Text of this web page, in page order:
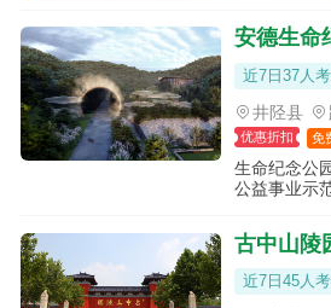
安德生命
近7日37人
井陉县
优惠折扣 免
生命纪念公
公益事业示
古中山陵
近7日45人